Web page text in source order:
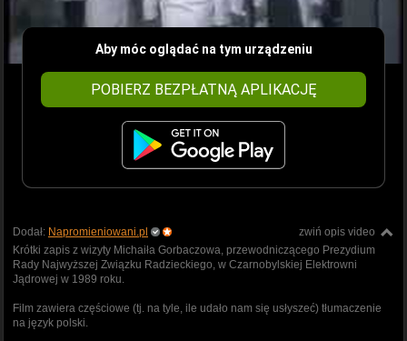
Aby móc oglądać na tym urządzeniu
POBIERZ BEZPŁATNĄ APLIKACJĘ
zwiń opis video
Dodał: Napromieniowani.pl
Krótki zapis z wizyty Michaiła Gorbaczowa, przewodniczącego Prezydium
Rady Najwyższej Związku Radzieckiego, w Czarnobylskiej Elektrowni
Jądrowej w 1989 roku.
Film zawiera częściowe (tj. na tyle, ile udało nam się usłyszeć) tłumaczenie
na język polski.